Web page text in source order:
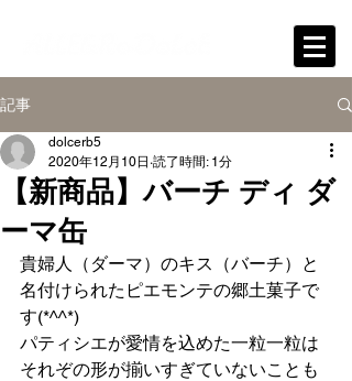
記事
【新商品】バーチ ディ ダ
ーマ缶
dolcerb5
2020年12月10日 読了時間: 1分
貴婦人（ダーマ）のキス（バーチ）と
名付けられたピエモンテの郷土菓子で
す(*^^*)
パティシエが愛情を込めた一粒一粒は
それぞの形が揃いすぎていないことも